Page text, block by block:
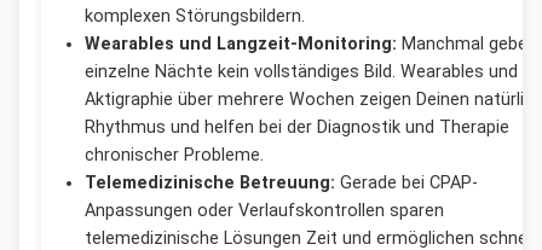
komplexen Störungsbildern.
Wearables und Langzeit-Monitoring: Manchmal geben
einzelne Nächte kein vollständiges Bild. Wearables und
Aktigraphie über mehrere Wochen zeigen Deinen
Rhythmus und helfen bei der Diagnostik und Therapie
chronischer Probleme.
Telemedizinische Betreuung: Gerade bei CPAP-
Anpassungen oder Verlaufskontrollen sparen
telemedizinische Lösungen Zeit und ermöglichen